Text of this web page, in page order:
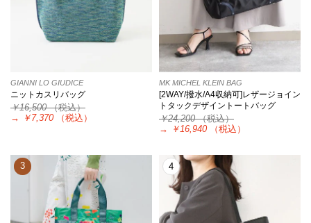
GIANNI LO GIUDICE
ニットカスリバッグ
￥16,500（税込）
→
￥7,370 （税込）
MK MICHEL KLEIN BAG
[2WAY/撥水/A4収納可]レザージョイン
トタックデザイントートバッグ
￥24,200（税込）
→
￥16,940 （税込）
3 4